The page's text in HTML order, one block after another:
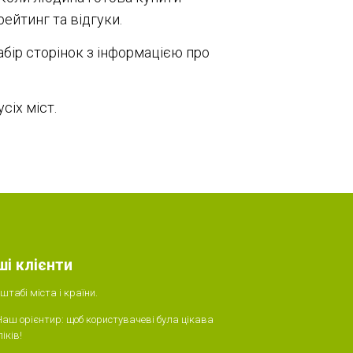
та відгуки.
сторінок з інформацією про
міст.
клієнти
міста і країни.
орієнтир: щоб користувачеві була цікава